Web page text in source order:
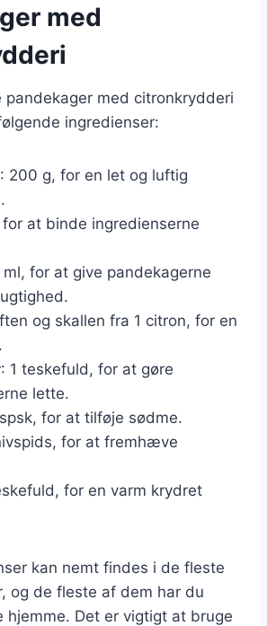
med
pandekager med citronkrydderi
ingredienser:
: 200 g, for en let og luftig
at binde ingredienserne
for at give pandekagerne
og skallen fra 1 citron, for en
: 1 teskefuld, for at gøre
lette.
for at tilføje sødme.
for at fremhæve
for en varm krydret
kan nemt findes i de fleste
og de fleste af dem har du
hjemme. Det er vigtigt at bruge